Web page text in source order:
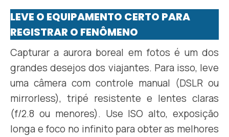
LEVE O EQUIPAMENTO CERTO PARA
REGISTRAR O FENÔMENO
Capturar a aurora boreal em fotos é um dos
grandes desejos dos viajantes. Para isso, leve
uma câmera com controle manual (DSLR ou
mirrorless), tripé resistente e lentes claras
(f/2.8 ou menores). Use ISO alto, exposição
longa e foco no infinito para obter as melhores